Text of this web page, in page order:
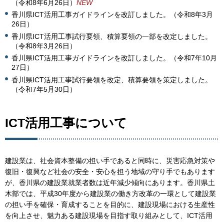
（令和8年6月26日） NEW
香川県ICT活用工事ガイドラインを改訂しました。（令和8年3月
26日）
香川県ICT活用工事試行要領、積算要領の一部を改定しました。
（令和8年3月26日）
香川県ICT活用工事ガイドラインを改訂しました。（令和7年10月
27日）
香川県ICT活用工事試行要領を改定、積算要領を策定しました。
（令和7年5月30日）
ICT活用工事について
建設業は、社会資本整備の担い手であると同時に、災害応急対策や
復旧・復興など社会の安全・安心を担う地域の守り手でもあります
が、香川県の建設業就業者数は近年減少傾向にあります。香川県土
木部では、平成30年度から建設業の働き方改革の一環として建設業
の担い手を確保・育成することを目的に、建設現場における生産性
を向上させ、魅力ある建設現場を目指す取り組みとして、ICT活用